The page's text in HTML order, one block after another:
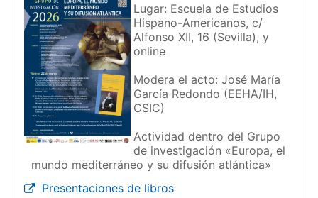
Lugar: Escuela de Estudios
Hispano-Americanos, c/
Alfonso XII, 16 (Sevilla), y
online
Modera el acto: José María
García Redondo (EEHA/IH,
CSIC)
Actividad dentro del Grupo
de investigación «Europa, el
mundo mediterráneo y su difusión atlántica»
Presentaciones de libros